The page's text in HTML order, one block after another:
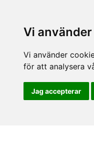
Vi
Vi använder
för att analysera
Jag accepterar